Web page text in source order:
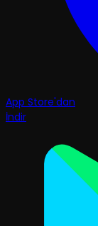
App Store'dan
İndir